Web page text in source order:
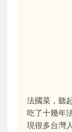
法國菜，聽
吃了十幾年
現很多台灣